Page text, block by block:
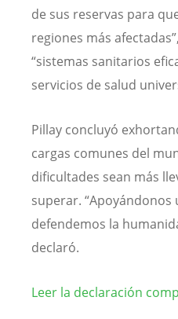
de sus reservas para
regiones más
“sistemas sanitarios
servicios de salud
Pillay concluyó
cargas comunes del
dificultades sean más
superar. “Apoyándonos
defendemos la
declaró.
Leer la declaración